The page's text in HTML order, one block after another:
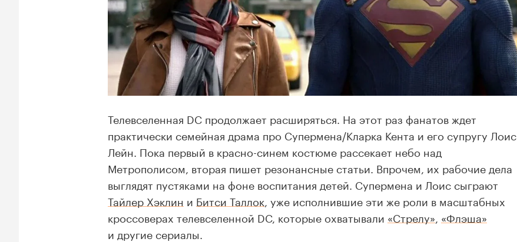
Телевселенная DC продолжает расширяться. На этот раз фанатов ждет
практически семейная драма про Супермена/Кларка Кента и его супругу Лоис
Лейн. Пока первый в красно-синем костюме рассекает небо над
Метрополисом, вторая пишет резонансные статьи. Впрочем, их рабочие дела
выглядят пустяками на фоне воспитания детей. Супермена и Лоис сыграют
Тайлер Хэклин и Битси Таллок , уже исполнившие эти же роли в масштабных
кроссоверах телевселенной DC, которые охватывали «Стрелу» «Флэша»
и другие сериалы.